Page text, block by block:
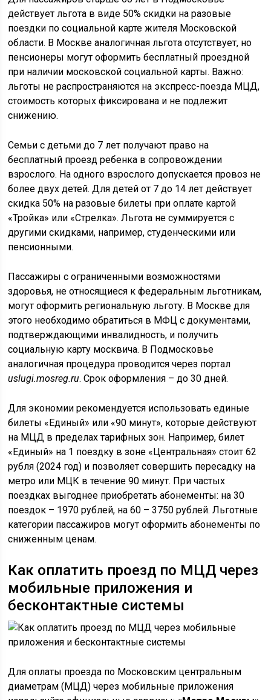
действует льгота в виде 50% скидки на разовые
поездки по социальной карте жителя Московской
области. В Москве аналогичная льгота отсутствует, но
пенсионеры могут оформить бесплатный проездной
при наличии московской социальной карты. Важно:
льготы не распространяются на экспресс-поезда МЦД,
стоимость которых фиксирована и не подлежит
снижению.
Семьи с детьми до 7 лет получают право на
бесплатный проезд ребенка в сопровождении
взрослого. На одного взрослого допускается провоз не
более двух детей. Для детей от 7 до 14 лет действует
скидка 50% на разовые билеты при оплате картой
«Тройка» или «Стрелка». Льгота не суммируется с
другими скидками, например, студенческими или
пенсионными.
Пассажиры с ограниченными возможностями
здоровья, не относящиеся к федеральным льготникам,
могут оформить региональную льготу. В Москве для
этого необходимо обратиться в МФЦ с документами,
подтверждающими инвалидность, и получить
социальную карту москвича. В Подмосковье
аналогичная процедура проводится через портал
uslugi.mosreg.ru. Срок оформления – до 30 дней.
Для экономии рекомендуется использовать единые
билеты «Единый» или «90 минут», которые действуют
на МЦД в пределах тарифных зон. Например, билет
«Единый» на 1 поездку в зоне «Центральная» стоит 62
рубля (2024 год) и позволяет совершить пересадку на
метро или МЦК в течение 90 минут. При частых
поездках выгоднее приобретать абонементы: на 30
поездок – 1970 рублей, на 60 – 3750 рублей. Льготные
категории пассажиров могут оформить абонементы по
сниженным ценам.
Как оплатить проезд по МЦД через
мобильные приложения и
бесконтактные системы
Для оплаты проезда по Московским центральным
диаметрам (МЦД) через мобильные приложения